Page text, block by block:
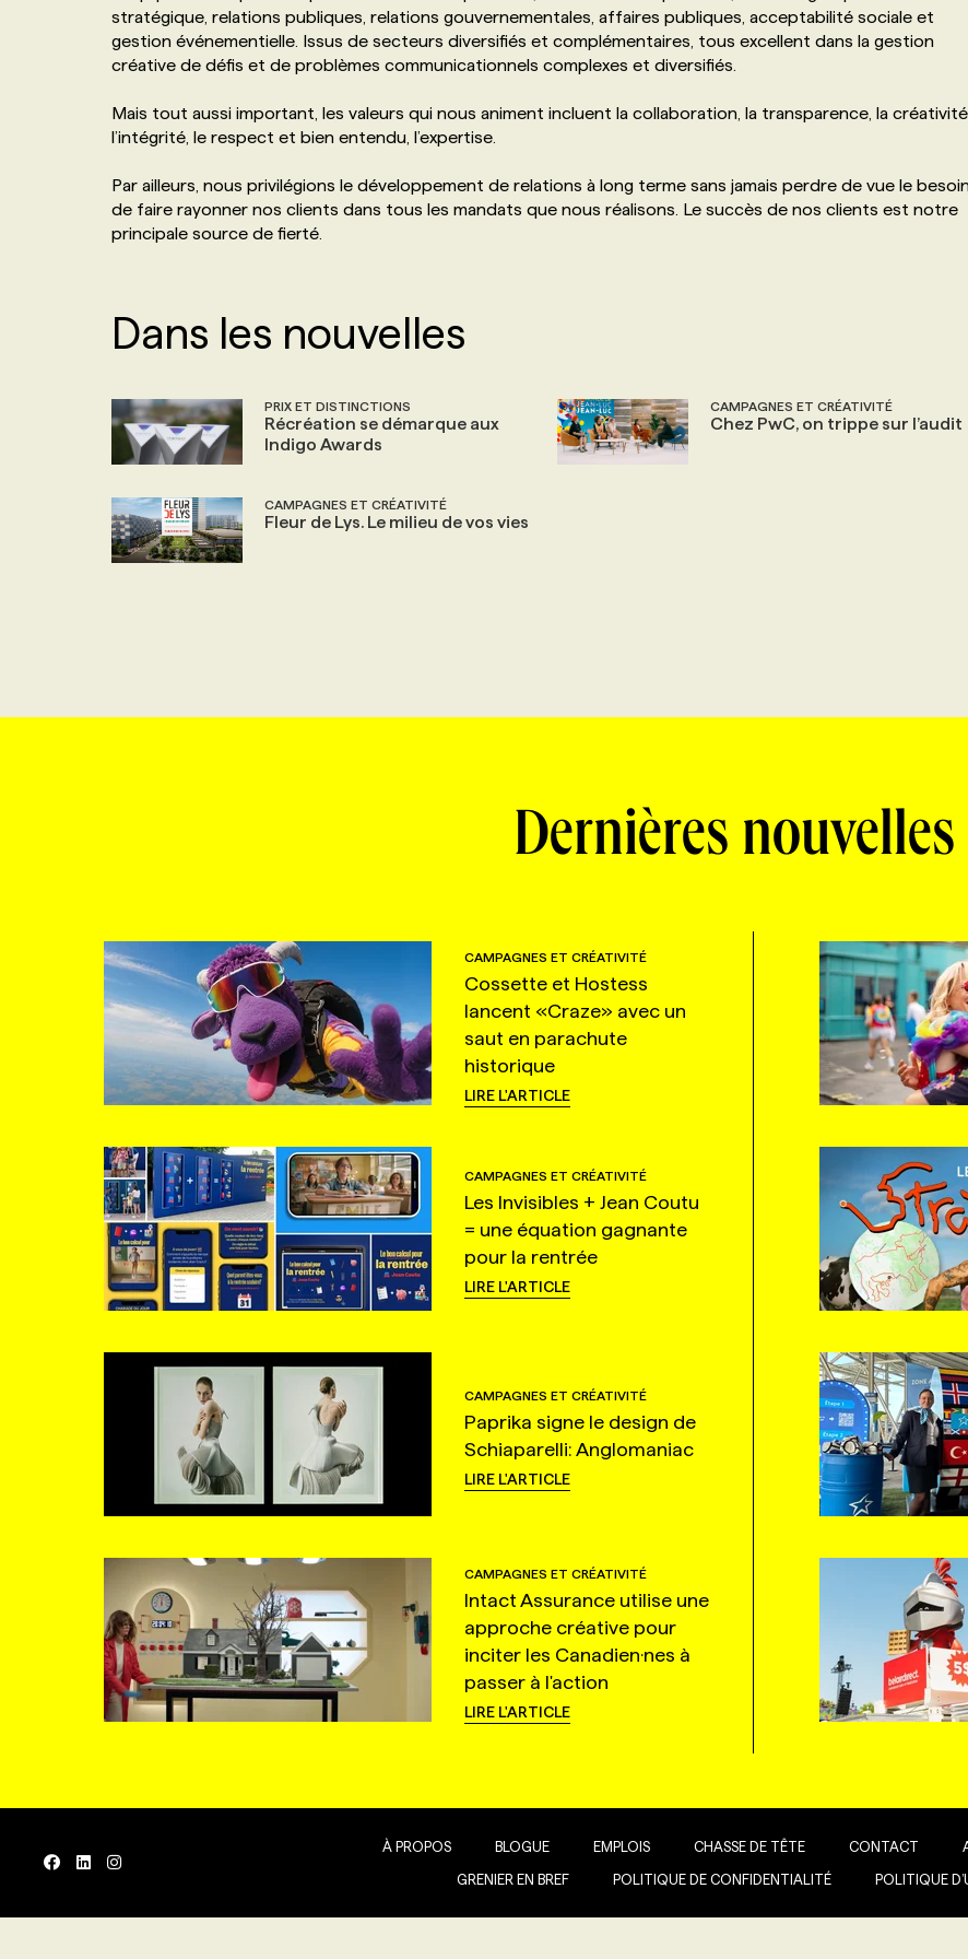
NOS TARIFS
ANNONCEZ AVEC NOUS
ANNONCEZ AVEC NOUS
stratégique, relations publiques, relations gouvernementales, affaires publiques, acceptabilité sociale et
gestion événementielle. Issus de secteurs diversifiés et complémentaires, tous excellent dans la gestion
créative de défis et de problèmes communicationnels complexes et diversifiés.
Mais tout aussi important, les valeurs qui nous animent incluent la collaboration, la transparence, la créativité,
l’intégrité, le respect et bien entendu, l’expertise.
Par ailleurs, nous privilégions le développement de relations à long terme sans jamais perdre de vue le besoin
de faire rayonner nos clients dans tous les mandats que nous réalisons. Le succès de nos clients est notre
principale source de fierté.
Dans les nouvelles
PRIX ET DISTINCTIONS
Récréation se démarque aux
Indigo Awards
CAMPAGNES ET CRÉATIVITÉ
Chez PwC, on trippe sur l’audit
CAMPAGNES ET CRÉATIVITÉ
Fleur de Lys. Le milieu de vos vies
Dernières nouvelles
CAMPAGNES ET CRÉATIVITÉ
Cossette et Hostess
lancent «Craze» avec un
saut en parachute
historique
LIRE L'ARTICLE
CAMPAGNES ET CRÉATIVITÉ
Les Invisibles + Jean Coutu
= une équation gagnante
pour la rentrée
LIRE L'ARTICLE
CAMPAGNES ET CRÉATIVITÉ
Paprika signe le design de
Schiaparelli: Anglomaniac
LIRE L'ARTICLE
CAMPAGNES ET CRÉATIVITÉ
Intact Assurance utilise une
approche créative pour
inciter les Canadien·nes à
passer à l'action
LIRE L'ARTICLE
À PROPOS BLOGUE EMPLOIS CHASSE DE TÊTE CONTACT
GRENIER EN BREF POLITIQUE DE CONFIDENTIALITÉ POLITIQUE